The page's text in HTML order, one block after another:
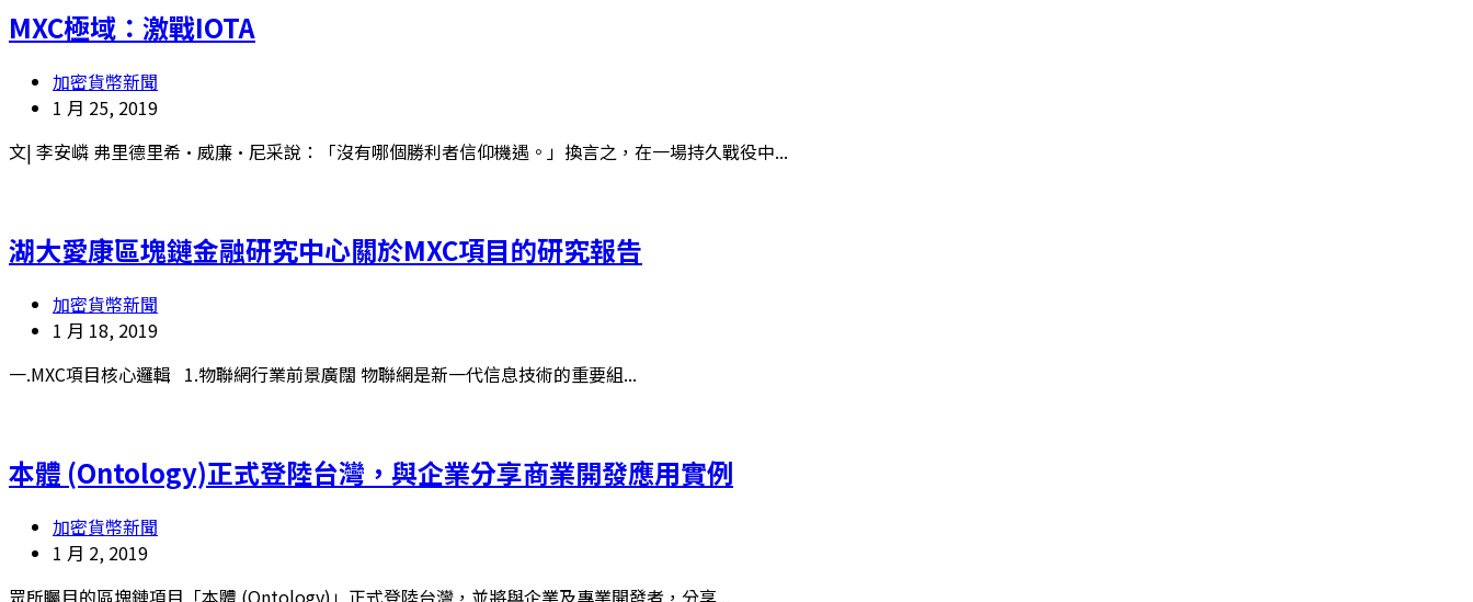
MXC極域：激戰IOTA
加密貨幣新聞
1 月 25, 2019
文| 李安嶙 弗里德里希·威廉·尼采說：「沒有哪個勝利者信仰機遇。」換言之，在一場持久戰役中...
湖大愛康區塊鏈金融研究中心關於MXC項目的研究報告
加密貨幣新聞
1 月 18, 2019
一.MXC項目核心邏輯 1.物聯網行業前景廣闊 物聯網是新一代信息技術的重要組...
本體 (Ontology)正式登陸台灣，與企業分享商業開發應用實例
加密貨幣新聞
1 月 2, 2019
眾所矚目的區塊鏈項目「本體 (Ontology)」正式登陸台灣，並將與企業及專業開發者，分享...